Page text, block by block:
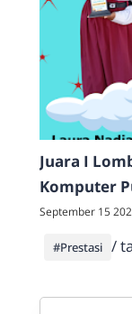
Juara I
Komputer
September 15
/
#Prestasi